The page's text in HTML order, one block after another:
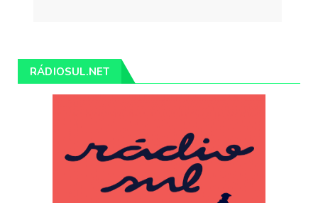
RÁDIOSUL.NET